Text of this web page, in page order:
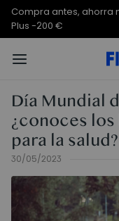
Compra antes, ahorra
Plus -200 €
Día Mundial
¿conoces
para la salud?
30/05/2023